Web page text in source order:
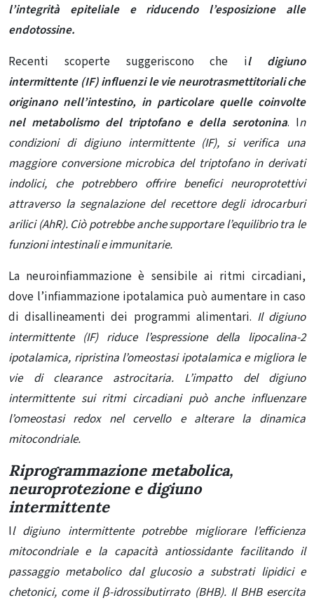
l’integrità epiteliale e riducendo l’esposizione alle
endotossine.
Recenti scoperte suggeriscono che il digiuno
intermittente (IF) influenzi le vie neurotrasmettitoriali che
originano nell’intestino, in particolare quelle coinvolte
nel metabolismo del triptofano e della serotonina. In
condizioni di digiuno intermittente (IF), si verifica una
maggiore conversione microbica del triptofano in derivati
indolici, che potrebbero offrire benefici neuroprotettivi
attraverso la segnalazione del recettore degli idrocarburi
arilici (AhR). Ciò potrebbe anche supportare l’equilibrio tra le
funzioni intestinali e immunitarie.
La neuroinfiammazione è sensibile ai ritmi circadiani,
dove l’infiammazione ipotalamica può aumentare in caso
di disallineamenti dei programmi alimentari. Il digiuno
intermittente (IF) riduce l’espressione della lipocalina-2
ipotalamica, ripristina l’omeostasi ipotalamica e migliora le
vie di clearance astrocitaria. L’impatto del digiuno
intermittente sui ritmi circadiani può anche influenzare
l’omeostasi redox nel cervello e alterare la dinamica
mitocondriale.
Riprogrammazione metabolica,
neuroprotezione e digiuno
intermittente
Il digiuno intermittente potrebbe migliorare l’efficienza
mitocondriale e la capacità antiossidante facilitando il
passaggio metabolico dal glucosio a substrati lipidici e
chetonici, come il β-idrossibutirrato (BHB). Il BHB esercita